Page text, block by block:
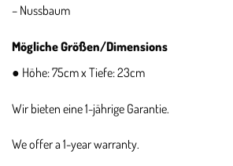
– Nussbaum
Mögliche Größen/Dimensions
● Höhe: 75cm x Tiefe: 23cm
Wir bieten eine 1-jährige Garantie.
We offer a 1-year warranty.